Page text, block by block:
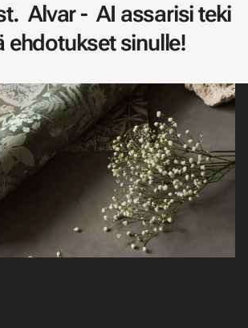
Alvar - AI assarisi teki
ehdotukset sinulle!